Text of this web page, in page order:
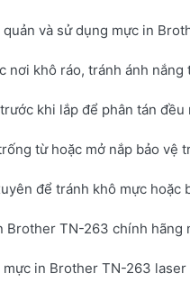
và sử dụng mực in
nơi khô ráo, tránh ánh nắng
khi lắp để phân tán đều
từ hoặc mở nắp bảo vệ
để tránh khô mực hoặc
Brother TN-263 chính hãng
mực in Brother TN-263